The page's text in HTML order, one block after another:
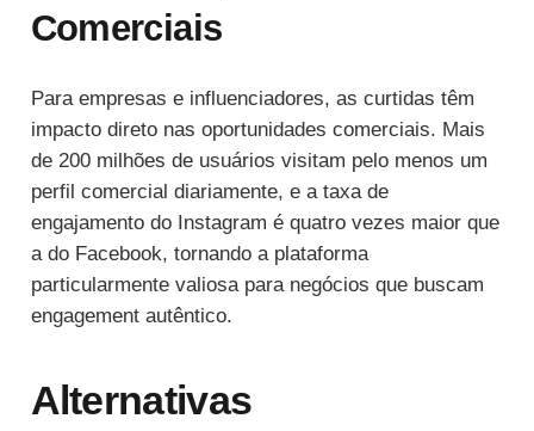
Comerciais
Para empresas e influenciadores, as curtidas têm
impacto direto nas oportunidades comerciais. Mais
de 200 milhões de usuários visitam pelo menos um
perfil comercial diariamente, e a taxa de
engajamento do Instagram é quatro vezes maior que
a do Facebook, tornando a plataforma
particularmente valiosa para negócios que buscam
engagement autêntico.
Alternativas